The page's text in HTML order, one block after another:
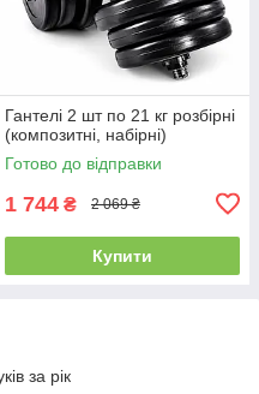
Гантелі 2 шт по 21 кг розбірні
(композитні, набірні)
Готово до відправки
1 744 ₴ 2 069 ₴
Купити
за рік